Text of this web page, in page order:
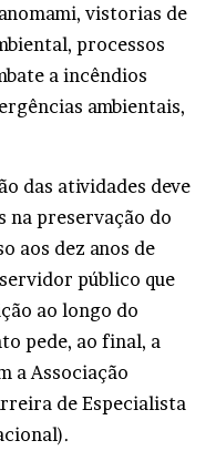
vistorias de
processos
a incêndios
ambientais,
das atividades deve
na preservação do
aos dez anos de
público que
ao longo do
pede, ao final, a
a Associação
de Especialista